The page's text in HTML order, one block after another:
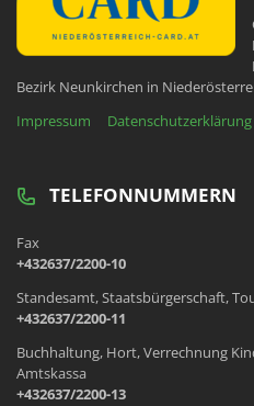
Bezirk Neunkirchen in
Impressum
Datenschutzerklärung
TELEFONNUMMERN
Fax
+432637/2200-10
Standesamt, Staatsbürgerschaft,
+432637/2200-11
Buchhaltung, Hort, Verrechnung
Amtskassa
+432637/2200-13